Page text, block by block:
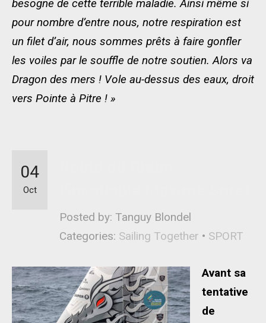
besogne de cette terrible maladie. Ainsi même si
pour nombre d’entre nous, notre respiration est
un filet d’air, nous sommes prêts à faire gonfler
les voiles par le souffle de notre soutien. Alors va
Dragon des mers ! Vole au-dessus des eaux, droit
vers Pointe à Pitre ! »
Posted by: Tanguy Blondel
Categories: Sailing Together • SPORT
04
Oct
Avant sa
tentative
de